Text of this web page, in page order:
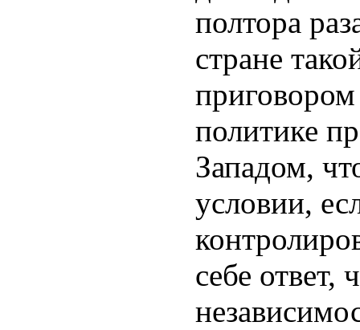
полтора
стране
политике
Западом,
условии,
себе ответ,